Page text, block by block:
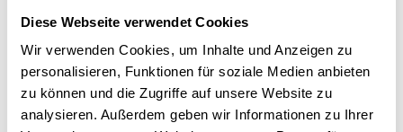
Diese Webseite verwendet Cookies
Wir verwenden Cookies, um Inhalte und Anzeigen zu
personalisieren, Funktionen für soziale Medien anbieten
zu können und die Zugriffe auf unsere Website zu
analysieren. Außerdem geben wir Informationen zu Ihrer